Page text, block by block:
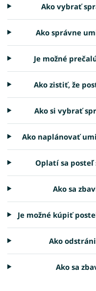
Ako vybrať
Ako správne
Je možné
Ako zistiť, že
Ako si vybrať
Ako naplánovať
Oplatí sa
Ako sa
Je možné kúpiť
Ako
Ako sa